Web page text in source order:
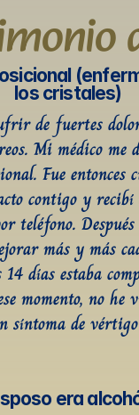
los cristales)
de fuertes
Mi médico me
Fue entonces
contigo y
teléfono. Después
más y más
días estaba
momento, no he
síntoma de
era